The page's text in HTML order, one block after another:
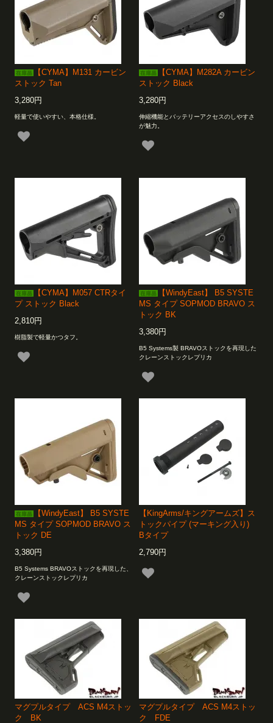
【CYMA】M131 カービン
ストック Tan
3,280円
軽量で使いやすい、本格仕様。
【CYMA】M282A カービン
ストック Black
3,280円
伸縮機能とバッテリーアクセスのしやすさ
が魅力。
【CYMA】M057 CTRタイ
プ ストック Black
2,810円
樹脂製で軽量かつタフ。
【WindyEast】 B5 SYSTE
MS タイプ SOPMOD BRAVO ス
トック BK
3,380円
B5 Systems製 BRAVOストックを再現した
クレーンストックレプリカ
【WindyEast】 B5 SYSTE
MS タイプ SOPMOD BRAVO ス
トック DE
3,380円
B5 Systems BRAVOストックを再現した、
クレーンストックレプリカ
【KingArms/キングアームズ】ス
トックパイプ (マーキング入り)
Bタイプ
2,790円
マグプルタイプ ACS M4ストッ
ク BK
マグプルタイプ ACS M4ストッ
ク FDE